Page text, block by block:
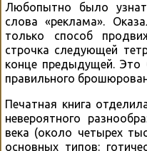
Любопытно было
слова «реклама».
только способ
строчка следующей
конце предыдущей.
правильного
Печатная книга
невероятного
века (около четырех
основных типов: